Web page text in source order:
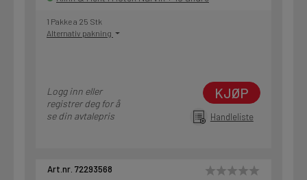
1 Pakke a 25 Stk
Alternativ pakning
Logg inn eller
registrer deg for å
se din avtalepris
KJØP
Handleliste
Art.nr. 72293568